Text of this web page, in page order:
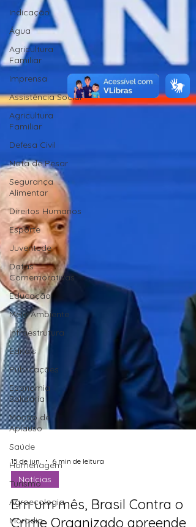
Indicação
Água
Agricultura
Familiar
Imprensa
Assistência Social
Agricultura
Familiar
Defesa Civil
Nota de Pesar
Segurança
Alimentar
Direitos Humanos
Esporte
Juventude
Datas
Comemorativas
Educação
Meio Ambiente
Infraestrutura
Editais
Publicações
Economia
Solidária
Moção de
Aplauso
Saúde
Homenagem
Turismo
Agroecologia
Moradia